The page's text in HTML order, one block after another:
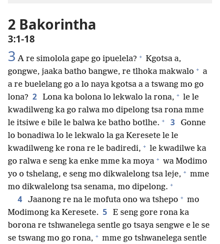
Baebele
2 Bakorintha
3:1-18
3 A re simolola gape go ipuelela? + Kgotsa a,
gongwe, jaaka batho bangwe, re tlhoka makwalo + a
a re buelelang go a lo naya kgotsa a a tswang mo go
lona? 2 Lona ka bolona lo lekwalo la rona, + le le
kwadilweng ka go ralwa mo dipelong tsa rona mme
le itsiwe e bile le balwa ke batho botlhe. + 3
Gonne
lo bonadiwa lo le lekwalo la ga Keresete le le
kwadilweng ke rona re le badiredi, + le kwadilwe ka
go ralwa e seng ka enke mme ka moya + wa Modimo
yo o tshelang, e seng mo dikwalelong tsa leje, + mme
mo dikwalelong tsa senama, mo dipelong. +
4 Jaanong re na le mofuta ono wa tshepo + mo
Modimong ka Keresete. 5
E seng gore rona ka
borona re tshwanelega sentle go tsaya sengwe e le se
se tswang mo go rona, + mme go tshwanelega sentle